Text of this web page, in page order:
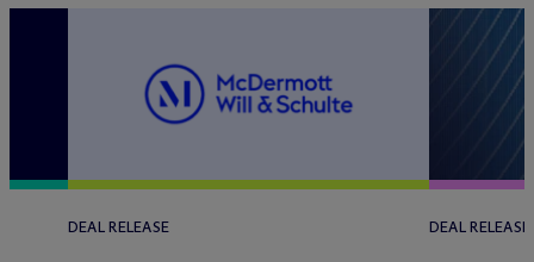
DEAL RELEASE DEAL RELEASE